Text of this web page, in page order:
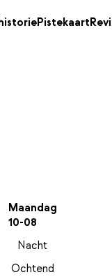
Pistekaart
Maandag
10-08
Nacht
Ochtend